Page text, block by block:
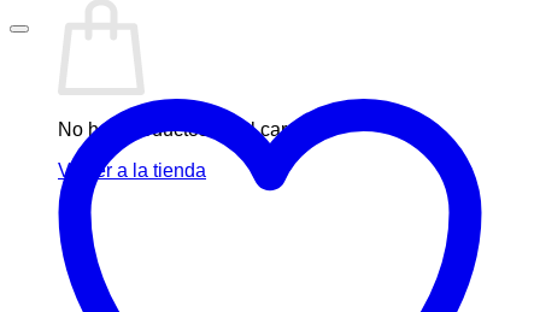
No hay productos en el carrito.
Volver a la tienda